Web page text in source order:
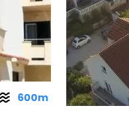
600m